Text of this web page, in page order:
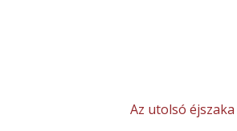
Az utolsó éjszaka